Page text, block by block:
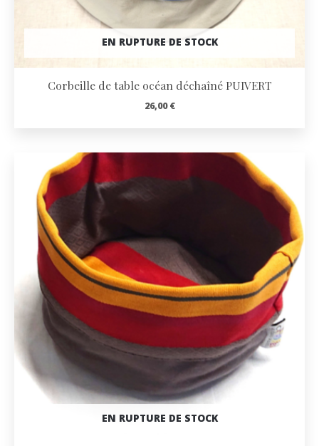
EN RUPTURE DE STOCK
Corbeille de table océan déchaîné PUIVERT
26,00€
EN RUPTURE DE STOCK